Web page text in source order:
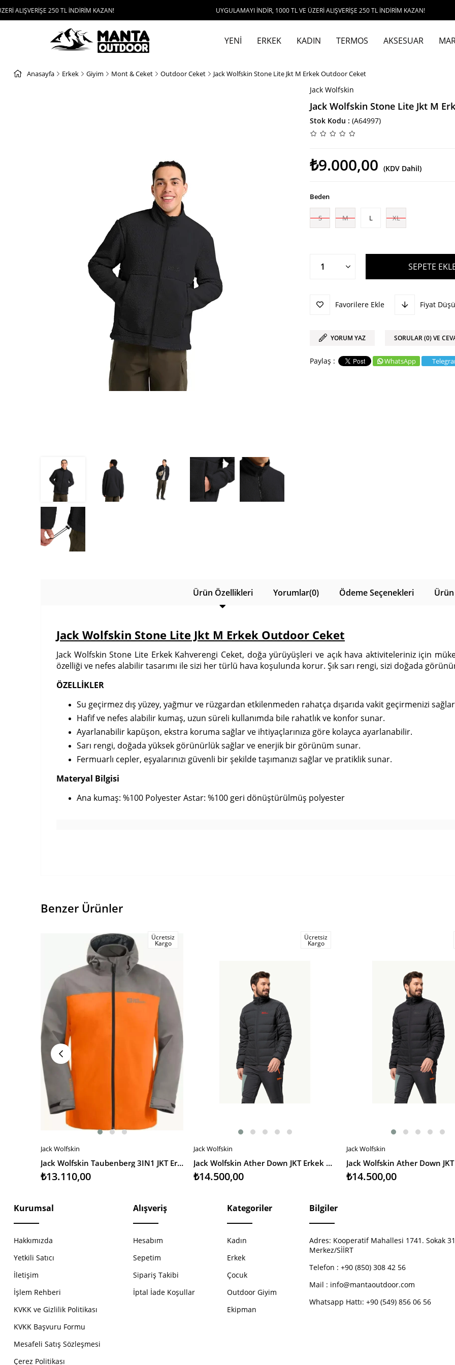
250 TL İNDİRİM KAZAN! UYGULAMAYI İNDİR, 1000 TL VE ÜZERİ ALIŞVERİŞE 250 TL İNDİRİM KAZAN!
YENİ ERKEK KADIN TERMOS AKSESUAR
Anasayfa Erkek Giyim Mont & Ceket Outdoor Ceket Jack Wolfskin Stone Lite Jkt M Erkek Outdoor Ceket
Jack Wolfskin
Jack Wolfskin Stone Lite Jkt M
Stok Kodu (A64997)
₺9.000,00 (KDV Dahil)
Beden
S M L XL
Favorilere Ekle Fiyat
YORUM YAZ SORULAR (0) VE
WhatsApp
Ürün Özellikleri Yorumlar(0) Ödeme Seçenekleri
Jack Wolfskin Stone Lite Jkt M Erkek Outdoor Ceket
Jack Wolfskin Stone Lite Erkek Kahverengi Ceket, doğa yürüyüşleri ve açık hava aktiviteleriniz için
özelliği ve nefes alabilir tasarımı ile sizi her türlü hava koşulunda korur. Şık sarı rengi, sizi doğada
ÖZELLİKLER
Su geçirmez dış yüzey, yağmur ve rüzgardan etkilenmeden rahatça dışarıda vakit geçirmenizi
Hafif ve nefes alabilir kumaş, uzun süreli kullanımda bile rahatlık ve konfor sunar.
Ayarlanabilir kapüşon, ekstra koruma sağlar ve ihtiyaçlarınıza göre kolayca ayarlanabilir.
Sarı rengi, doğada yüksek görünürlük sağlar ve enerjik bir görünüm sunar.
Fermuarlı cepler, eşyalarınızı güvenli bir şekilde taşımanızı sağlar ve pratiklik sunar.
Materyal Bilgisi
Ana kumaş: %100 Polyester Astar: %100 geri dönüştürülmüş polyester
Benzer Ürünler
SEPETE EKLE
Ücretsiz
Kargo
Jack Wolfskin
Jack Wolfskin Taubenberg 3IN1 JKT Erkek Outdoor Ceket
₺13.110,00
SEPETE EKLE
Ücretsiz
Kargo
Jack Wolfskin
Jack Wolfskin Ather Down JKT Erkek Outdoor Ceket
₺14.500,00
SEPETE EKLE
Jack Wolfskin
₺14.500,00
Kurumsal
Hakkımızda
Yetkili Satıcı
İletişim
İşlem Rehberi
KVKK ve Gizlilik Politikası
KVKK Başvuru Formu
Mesafeli Satış Sözleşmesi
Çerez Politikası
Alışveriş
Hesabım
Sepetim
Sipariş Takibi
İptal İade Koşullar
Kategoriler
Kadın
Erkek
Çocuk
Outdoor Giyim
Ekipman
Bilgiler
Adres: Kooperatif Mahallesi 1741. Sokak
Merkez/SİİRT
Telefon : +90 (850) 308 42 56
Mail : info@mantaoutdoor.com
Whatsapp Hattı: +90 (549) 856 06 56